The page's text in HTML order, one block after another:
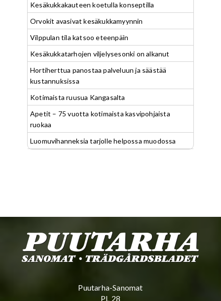
Kesäkukkakauteen koetulla konseptilla
Orvokit avasivat kesäkukkamyynnin
Vilppulan tila katsoo eteenpäin
Kesäkukkatarhojen viljelysesonki on alkanut
Hortiherttua panostaa palveluun ja säästää
kustannuksissa
Kotimaista ruusua Kangasalta
Apetit – 75 vuotta kotimaista kasvipohjaista
ruokaa
Luomuvihanneksia tarjolle helpossa muodossa
Puutarha-Sanomat
PL 28